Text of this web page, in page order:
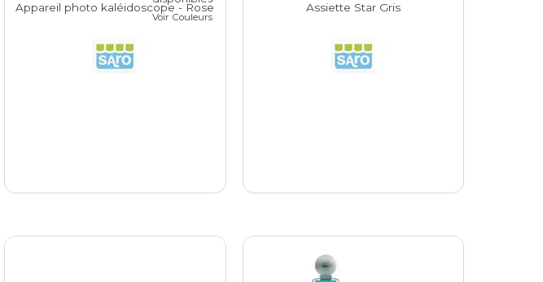
Appareil photo kaléidoscope - Rose
Voir Couleurs
Assiette Star Gris